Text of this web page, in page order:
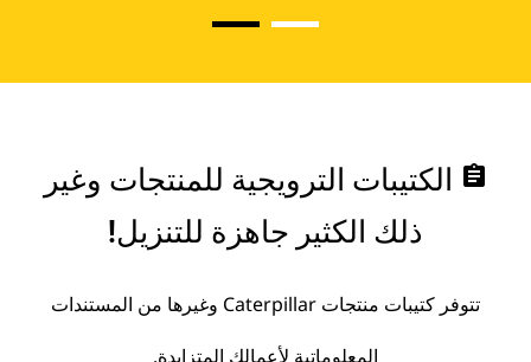
assignment الكتيبات الترويجية للمنتجات وغير
ذلك الكثير جاهزة للتنزيل!
تتوفر كتيبات منتجات Caterpillar وغيرها من المستندات
المعلوماتية لأعمالك المتزايدة.